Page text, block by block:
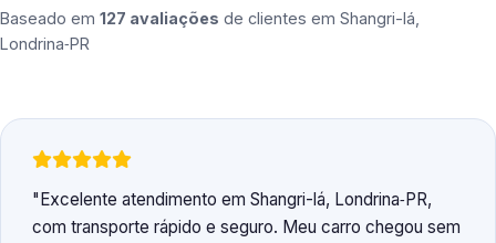
Baseado em 127 avaliações de clientes em Shangri-lá,
Londrina‑PR
Excelente atendimento em Shangri-lá, Londrina‑PR,
com transporte rápido e seguro. Meu carro chegou sem